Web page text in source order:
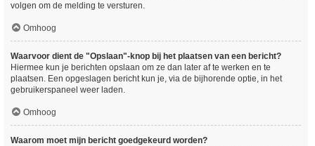
volgen om de melding te versturen.
Omhoog
Waarvoor dient de "Opslaan"-knop bij het plaatsen van een bericht?
Hiermee kun je berichten opslaan om ze dan later af te werken en te
plaatsen. Een opgeslagen bericht kun je, via de bijhorende optie, in het
gebruikerspaneel weer laden.
Omhoog
Waarom moet mijn bericht goedgekeurd worden?